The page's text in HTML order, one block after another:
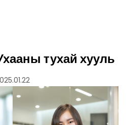
тухай хууль